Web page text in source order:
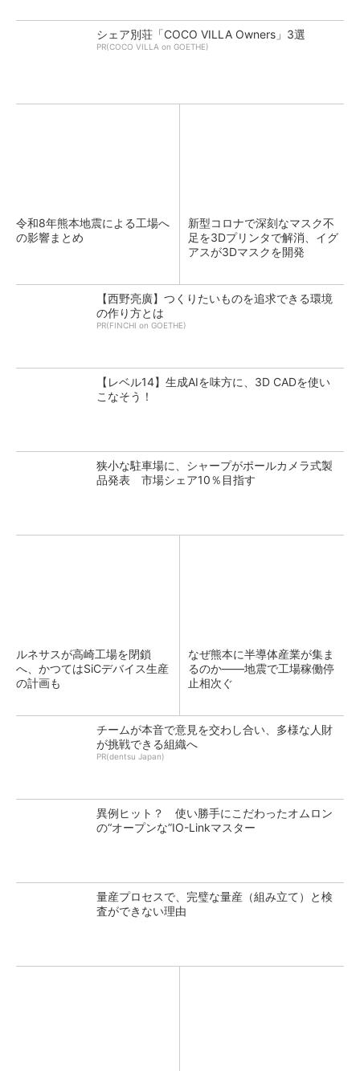
シェア別荘「COCO VILLA Owners」3選
PR(COCO VILLA on GOETHE)
令和8年熊本地震による工場へ
の影響まとめ
新型コロナで深刻なマスク不
足を3Dプリンタで解消、イグ
アスが3Dマスクを開発
【西野亮廣】つくりたいものを追求できる環境
の作り方とは
PR(FINCHI on GOETHE)
【レベル14】生成AIを味方に、3D CADを使い
こなそう！
狭小な駐車場に、シャープがポールカメラ式製
品発表 市場シェア10％目指す
ルネサスが高崎工場を閉鎖
へ、かつてはSiCデバイス生産
の計画も
なぜ熊本に半導体産業が集ま
るのか――地震で工場稼働停
止相次ぐ
チームが本音で意見を交わし合い、多様な人財
が挑戦できる組織へ
PR(dentsu Japan)
異例ヒット？ 使い勝手にこだわったオムロン
の“オープンな”IO-Linkマスター
量産プロセスで、完璧な量産（組み立て）と検
査ができない理由